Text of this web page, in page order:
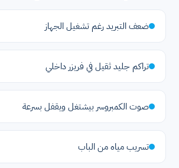
ضعف التبريد رغم تشغيل الجهاز
تراكم جليد ثقيل في فريزر داخلي
صوت الكمبروسر بيشتغل ويقفل بسرعة
تسريب مياه من الباب